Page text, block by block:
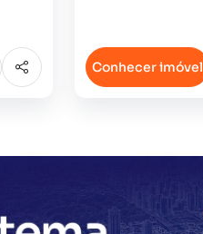
Conhecer imóvel